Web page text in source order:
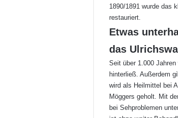
1890/1891 wurde das
restauriert.
Etwas
das
Seit über 1.000
hinterließ. Außerdem
wird als Heilmittel bei
Möggers geholt. Mit
bei Sehproblemen